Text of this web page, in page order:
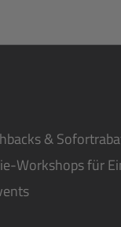
&
Workshops für